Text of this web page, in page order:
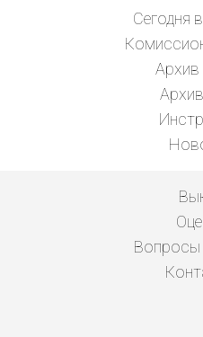
Сегодня
Архив
Вопросы